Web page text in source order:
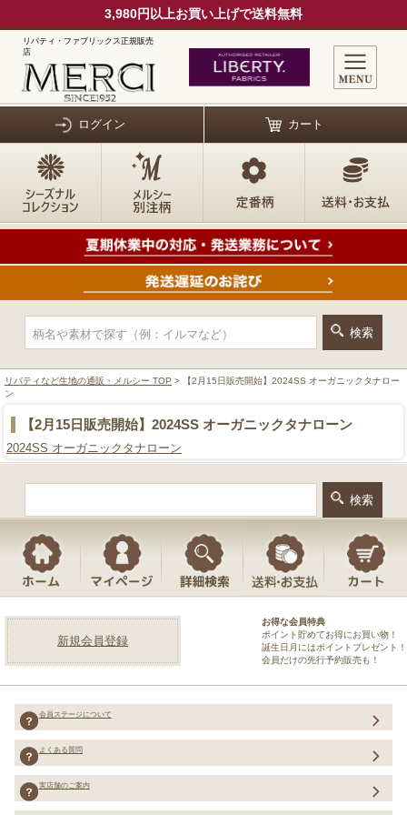
3,980円以上お買い上げで送料無料
リバティ・ファブリックス正規販売
店
ログイン カート
リバティなど生地の通販・メルシー TOP > 【2月15日販売開始】2024SS オーガニックタナロー
ン
【2月15日販売開始】2024SS オーガニックタナローン
2024SS オーガニックタナローン
新規会員登録
お得な会員特典
ポイント貯めてお得にお買い物！
誕生日月にはポイントプレゼント！
会員だけの先行予約販売も！
会員ステージについて
よくある質問
実店舗のご案内